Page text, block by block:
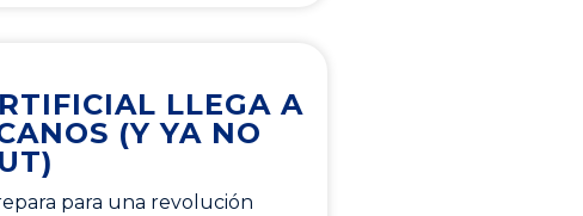
LLEGA A
(Y YA NO
para una revolución